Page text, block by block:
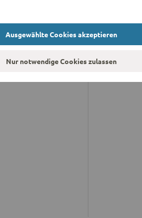
Ausgewählte Cookies akzeptieren
Nur notwendige Cookies zulassen